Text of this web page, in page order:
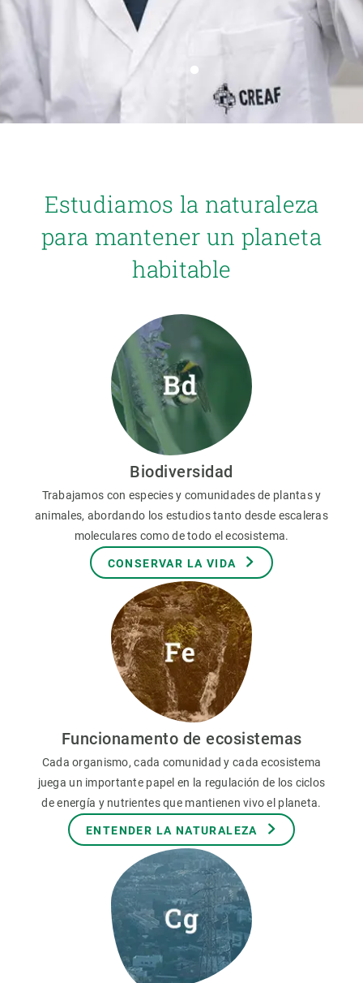
Estudiamos la naturaleza
para mantener un planeta
habitable
Biodiversidad
Trabajamos con especies y comunidades de plantas y
animales, abordando los estudios tanto desde escaleras
moleculares como de todo el ecosistema.
CONSERVAR LA VIDA
Funcionamento de ecosistemas
Cada organismo, cada comunidad y cada ecosistema
juega un importante papel en la regulación de los ciclos
de energía y nutrientes que mantienen vivo el planeta.
ENTENDER LA NATURALEZA